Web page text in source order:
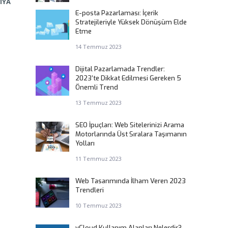
E-posta Pazarlaması: İçerik
Stratejileriyle Yüksek Dönüşüm Elde
Etme
14 Temmuz 2023
Dijital Pazarlamada Trendler:
2023’te Dikkat Edilmesi Gereken 5
Önemli Trend
13 Temmuz 2023
SEO İpuçları: Web Sitelerinizi Arama
Motorlarında Üst Sıralara Taşımanın
Yolları
11 Temmuz 2023
Web Tasarımında İlham Veren 2023
Trendleri
10 Temmuz 2023